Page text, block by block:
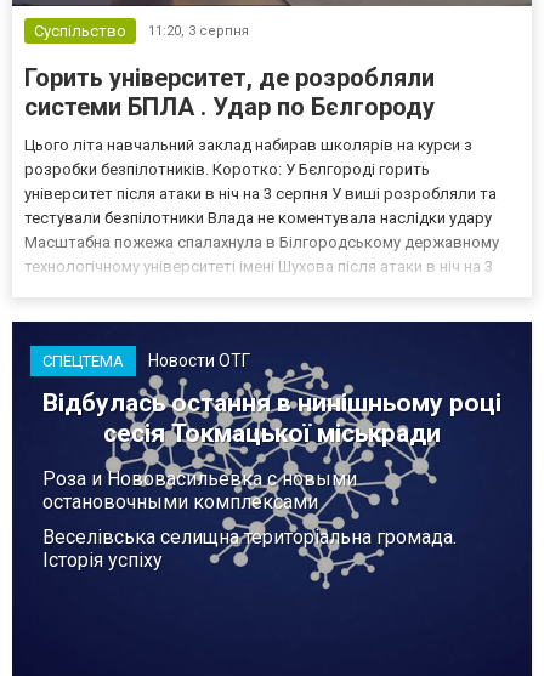
Суспільство 11:20, 3 серпня
Горить університет, де розробляли
системи БПЛА . Удар по Бєлгороду
Цього літа навчальний заклад набирав школярів на курси з
розробки безпілотників. Коротко: У Бєлгороді горить
університет після атаки в ніч на 3 серпня У виші розробляли та
тестували безпілотники Влада не коментувала наслідки удару
Масштабна пожежа спалахнула в Білгородському державному
технологічному університеті імені Шухова після атаки в ніч на 3
СПЕЦТЕМА Новости ОТГ
Відбулась остання в нинішньому році
сесія Токмацької міськради
Роза и Нововасильевка с новыми
остановочными комплексами
Веселівська селищна територіальна громада.
Історія успіху